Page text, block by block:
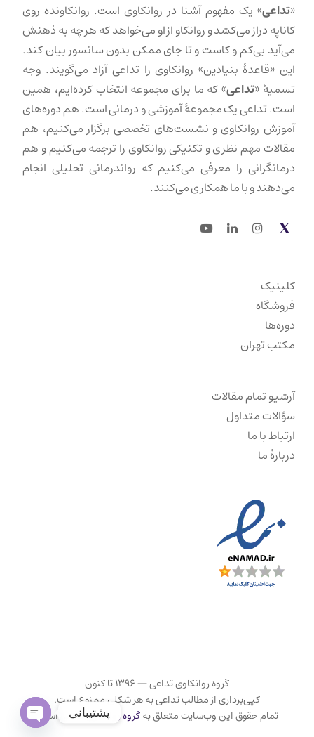
«تداعی» یک مفهوم آشنا در روانکاوی است. روانکاونده روی
کاناپه دراز می‌کشد و روانکاو از او می‌خواهد که هر چه به ذهنش
می‌آید بی‌کم و کاست و تا جای ممکن بدون سانسور بیان کند.
این «قاعدهٔ بنیادین» روانکاوی را تداعی آزاد می‌گویند. وجه
تسمیهٔ «تداعی» که ما برای مجموعه انتخاب کرده‌ایم، همین
است. تداعی یک مجموعهٔ آموزشی و درمانی است. هم دوره‌های
آموزش روانکاوی و نشست‌های تخصصی برگزار می‌کنیم، هم
مقالات مهم نظری و تکنیکی روانکاوی را ترجمه می‌کنیم و هم
درمانگرانی را معرفی می‌کنیم که رواندرمانی تحلیلی انجام
می‌دهند و با ما همکاری می‌کنند.
Twitter
Instagram
LinkedIn
Youtube
کلینیک
فروشگاه
دوره‌ها
مکتب تهران
آرشیو تمام مقالات
سؤالات متداول
ارتباط با ما
دربارهٔ ما
گروه روانکاوی تداعی — ۱۳۹۶ تا کنون
کپی‌برداری از مطالب تداعی به هر شکلی ممنوع است.
تمام حقوق این وب‌سایت متعلق بهگروه روانکاوی تداعی است. پشتیبانی